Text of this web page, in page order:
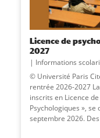
Licence de
2027
Informations
© Université Paris
rentrée 2026-2027
inscrits en Licence
Psychologiques »,
septembre 2026.